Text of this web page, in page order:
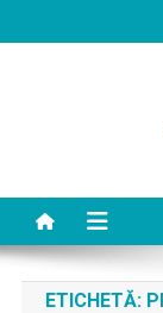
ETICHETĂ: